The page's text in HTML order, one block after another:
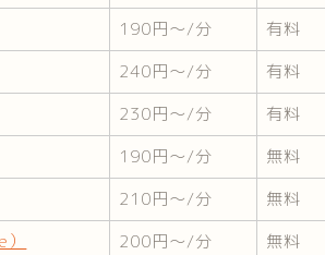
190円〜/分 有料
240円〜/分 有料
230円～/分 有料
190円〜/分 無料
210円〜/分 無料
200円〜/分 無料